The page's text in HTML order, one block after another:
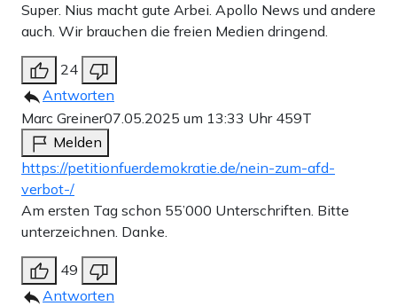
Super. Nius macht gute Arbei. Apollo News und andere
auch. Wir brauchen die freien Medien dringend.
24
Antworten
Marc Greiner07.05.2025 um 13:33 Uhr 459T
Melden
https://petitionfuerdemokratie.de/nein-zum-afd-
verbot-/
Am ersten Tag schon 55’000 Unterschriften. Bitte
unterzeichnen. Danke.
49
Antworten